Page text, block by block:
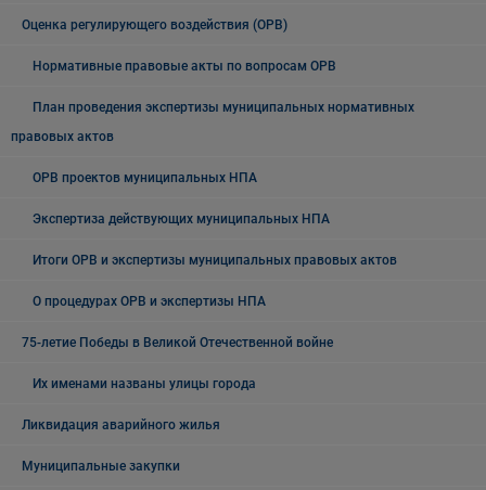
Оценка регулирующего воздействия (ОРВ)
Нормативные правовые акты по вопросам ОРВ
План проведения экспертизы муниципальных нормативных
правовых актов
ОРВ проектов муниципальных НПА
Экспертиза действующих муниципальных НПА
Итоги ОРВ и экспертизы муниципальных правовых актов
О процедурах ОРВ и экспертизы НПА
75-летие Победы в Великой Отечественной войне
Их именами названы улицы города
Ликвидация аварийного жилья
Муниципальные закупки